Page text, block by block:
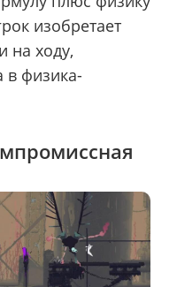
изобретает
на ходу,
в физика-